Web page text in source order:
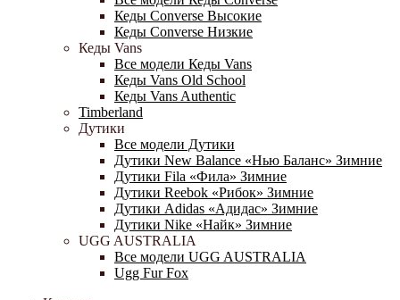
Кеды Converse Высокие
Кеды Converse Низкие
Кеды Vans
Все модели Кеды Vans
Кеды Vans Old School
Кеды Vans Authentic
Timberland
Дутики
Все модели Дутики
Дутики New Balance «Нью Баланс» Зимние
Дутики Fila «Фила» Зимние
Дутики Reebok «Рибок» Зимние
Дутики Adidas «Адидас» Зимние
Дутики Nike «Найк» Зимние
UGG AUSTRALIA
Все модели UGG AUSTRALIA
Ugg Fur Fox